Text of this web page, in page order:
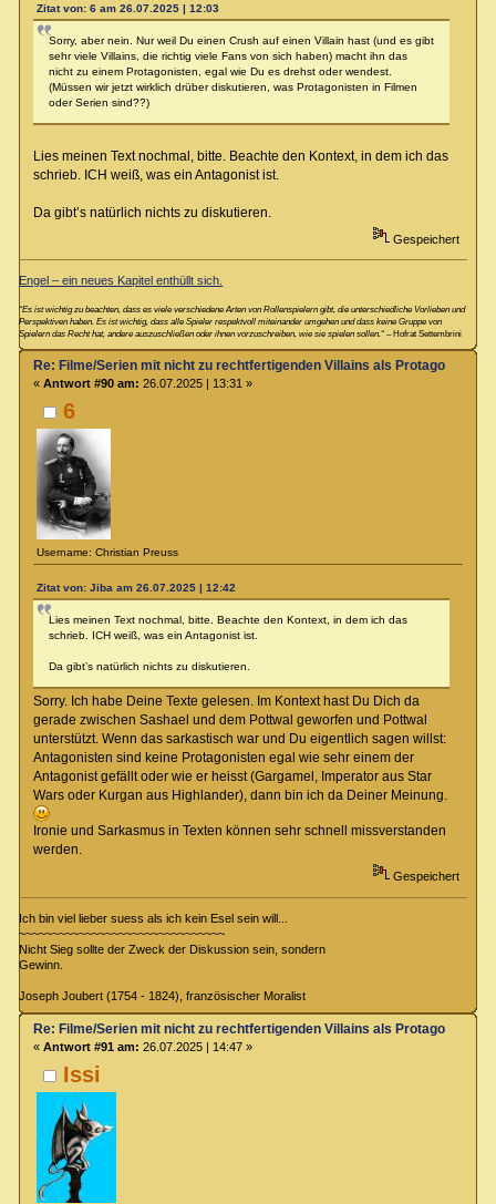
Zitat von: 6 am 26.07.2025 | 12:03
Sorry, aber nein. Nur weil Du einen Crush auf einen Villain hast (und es gibt
sehr viele Villains, die richtig viele Fans von sich haben) macht ihn das
nicht zu einem Protagonisten, egal wie Du es drehst oder wendest.
(Müssen wir jetzt wirklich drüber diskutieren, was Protagonisten in Filmen
oder Serien sind??)
Lies meinen Text nochmal, bitte. Beachte den Kontext, in dem ich das
schrieb. ICH weiß, was ein Antagonist ist.
Da gibt’s natürlich nichts zu diskutieren.
Gespeichert
Engel – ein neues Kapitel enthüllt sich.
“Es ist wichtig zu beachten, dass es viele verschiedene Arten von Rollenspielern gibt, die unterschiedliche Vorlieben und
Perspektiven haben. Es ist wichtig, dass alle Spieler respektvoll miteinander umgehen und dass keine Gruppe von
Spielern das Recht hat, andere auszuschließen oder ihnen vorzuschreiben, wie sie spielen sollen.“ – Hofrat Settembrini
6
Username: Christian Preuss
Re: Filme/Serien mit nicht zu rechtfertigenden Villains als Protagonisten?
« Antwort #90 am: 26.07.2025 | 13:31 »
Zitat von: Jiba am 26.07.2025 | 12:42
Lies meinen Text nochmal, bitte. Beachte den Kontext, in dem ich das
schrieb. ICH weiß, was ein Antagonist ist.
Da gibt’s natürlich nichts zu diskutieren.
Sorry. Ich habe Deine Texte gelesen. Im Kontext hast Du Dich da
gerade zwischen Sashael und dem Pottwal geworfen und Pottwal
unterstützt. Wenn das sarkastisch war und Du eigentlich sagen willst:
Antagonisten sind keine Protagonisten egal wie sehr einem der
Antagonist gefällt oder wie er heisst (Gargamel, Imperator aus Star
Wars oder Kurgan aus Highlander), dann bin ich da Deiner Meinung.
Ironie und Sarkasmus in Texten können sehr schnell missverstanden
werden.
Gespeichert
Ich bin viel lieber suess als ich kein Esel sein will...
~~~~~~~~~~~~~~~~~~~~~~~~~~~~~~~
Nicht Sieg sollte der Zweck der Diskussion sein, sondern
Gewinn.
Joseph Joubert (1754 - 1824), französischer Moralist
Issi
Re: Filme/Serien mit nicht zu rechtfertigenden Villains als Protagonisten?
« Antwort #91 am: 26.07.2025 | 14:47 »